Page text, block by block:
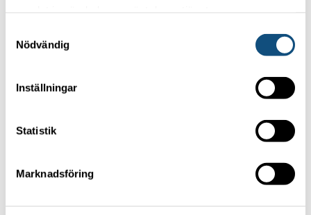
Nödvändig
Inställningar
Statistik
Marknadsföring
Focus on your core business